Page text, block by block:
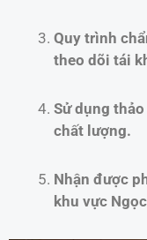
Quy trình
theo dõi tái
Sử dụng
chất lượng.
Nhận được
khu vực